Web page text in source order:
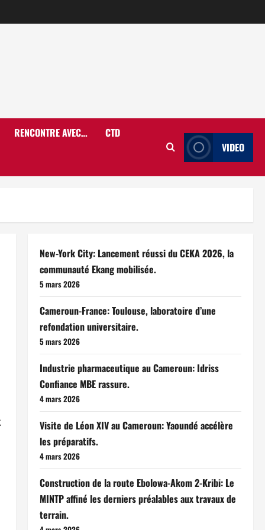
RENCONTRE AVEC…
CTD
VIDEO
New-York City: Lancement réussi du CEKA 2026, la
communauté Ekang mobilisée.
5 mars 2026
Cameroun-France: Toulouse, laboratoire d’une
refondation universitaire.
5 mars 2026
Industrie pharmaceutique au Cameroun: Idriss
Confiance MBE rassure.
4 mars 2026
Visite de Léon XIV au Cameroun: Yaoundé accélère
les préparatifs.
4 mars 2026
Construction de la route Ebolowa-Akom 2-Kribi: Le
MINTP affiné les derniers préalables aux travaux de
terrain.